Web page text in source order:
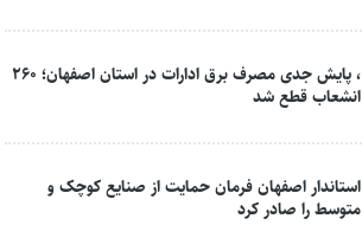
، پایش جدی مصرف برق ادارات در استان اصفهان؛ ۲۶۰
انشعاب قطع شد
استاندار اصفهان فرمان حمایت از صنایع کوچک و
متوسط را صادر کرد